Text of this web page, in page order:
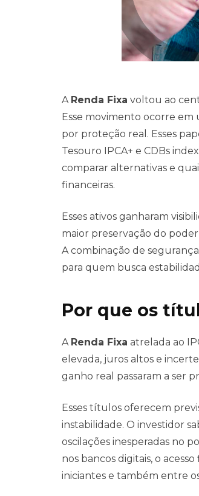
A Renda Fixa voltou ao
Esse movimento ocorre em
por proteção real. Esses
Tesouro IPCA+ e CDBs
comparar alternativas e
financeiras.
Esses ativos ganharam
maior preservação do
A combinação de
para quem busca
Por que os
A Renda Fixa atrelada ao
elevada, juros altos e
ganho real passaram a ser
Esses títulos oferecem
instabilidade. O investidor
oscilações inesperadas no
nos bancos digitais, o
iniciantes e também entre